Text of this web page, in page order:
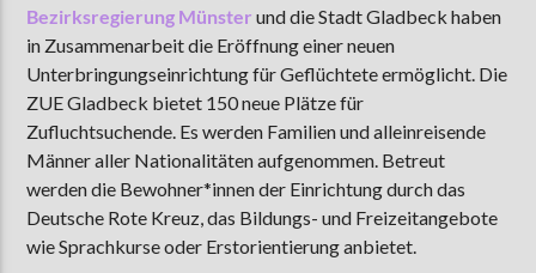
AKTUELLE SENDUNG
MOEBIUS
00:00 18:00
ZU HÖREN INMünster90,9 MHzSteinfurt103,9 MHz
Bezirksregierung Münster und die Stadt Gladbeck haben
in Zusammenarbeit die Eröffnung einer neuen
Unterbringungseinrichtung für Geflüchtete ermöglicht. Die
ZUE Gladbeck bietet 150 neue Plätze für
Zufluchtsuchende. Es werden Familien und alleinreisende
Männer aller Nationalitäten aufgenommen. Betreut
werden die Bewohner*innen der Einrichtung durch das
Deutsche Rote Kreuz, das Bildungs- und Freizeitangebote
wie Sprachkurse oder Erstorientierung anbietet.